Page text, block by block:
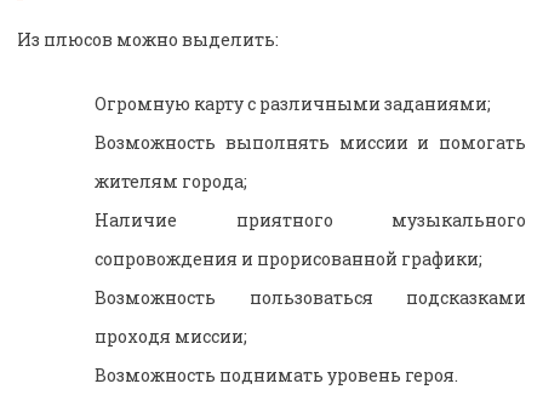
Из плюсов можно выделить:
Огромную карту с различными заданиями;
Возможность выполнять миссии и помогать
жителям города;
Наличие приятного музыкального
сопровождения и прорисованной графики;
Возможность пользоваться подсказками
проходя миссии;
Возможность поднимать уровень героя.